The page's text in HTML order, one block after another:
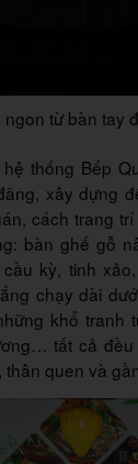
từ bàn tay
thống Bếp
xây dựng
cách trang
bàn ghế gỗ
kỳ, tinh
chạy dài
khổ tranh
tất cả
quen và